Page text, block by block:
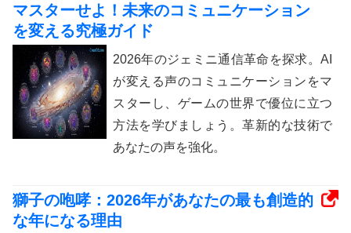
マスターせよ！未来のコミュニケーション
を変える究極ガイド
2026年のジェミニ通信革命を探求。AI
が変える声のコミュニケーションをマ
スターし、ゲームの世界で優位に立つ
方法を学びましょう。革新的な技術で
あなたの声を強化。
獅子の咆哮：2026年があなたの最も創造的
な年になる理由